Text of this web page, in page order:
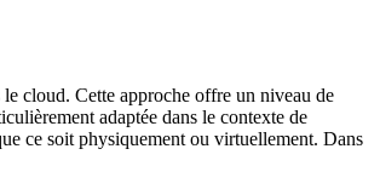
cloud. Cette approche offre un niveau de
adaptée dans le contexte de
ce soit physiquement ou virtuellement. Dans